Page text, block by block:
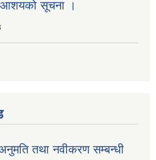
आशयको सूचना ।
तथा नवीकरण सम्बन्धी